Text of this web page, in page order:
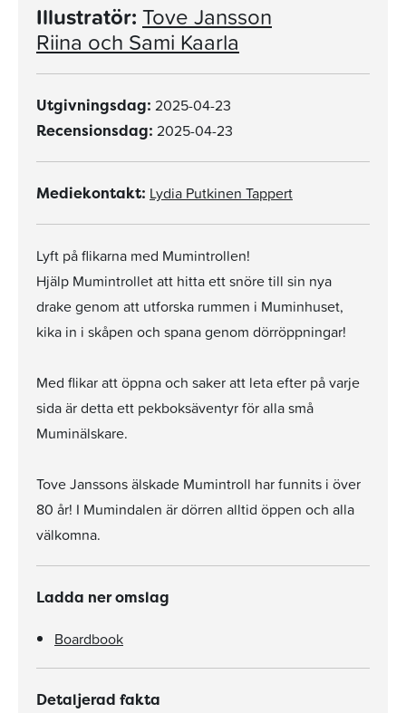
Illustratör: Tove Jansson
Riina och Sami Kaarla
Utgivningsdag: 2025-04-23
Recensionsdag: 2025-04-23
Mediekontakt: Lydia Putkinen Tappert
Lyft på flikarna med Mumintrollen!
Hjälp Mumintrollet att hitta ett snöre till sin nya
drake genom att utforska rummen i Muminhuset,
kika in i skåpen och spana genom dörröppningar!
Med flikar att öppna och saker att leta efter på varje
sida är detta ett pekboksäventyr för alla små
Muminälskare.
Tove Janssons älskade Mumintroll har funnits i över
80 år! I Mumindalen är dörren alltid öppen och alla
välkomna.
Ladda ner omslag
Boardbook
Detaljerad fakta